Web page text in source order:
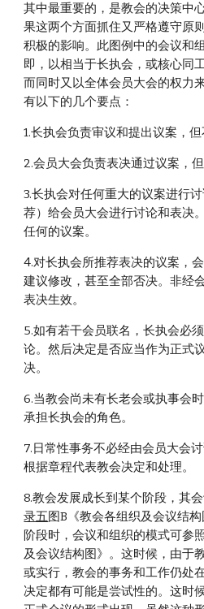
其中最重要的，是教会的决策中
果这两个方面抓住又严格遵守原
积极的影响。此图例中的会议和
即，以相当于长执会，或核心同
而同时又以全体会员大会的权力
有以下的几个要点：
1.长执会负责审议和提出议案，但
2.会员大会负责表决通过议案，
3.长执会对任何重大的议案进行
荐）给会员大会进行讨论和表决
任何的议案。
4.对长执会所推荐表决的议案，
建议修改，甚至全部否决。非经
表决生效。
5.如有若干会员联名，长执会必
论。然后决定是否应当作为正式
决。
6.当教会尚未有长老会或执事会
承担长执会的角色。
7.日常性事务不必经由会员大会
根据章程代表教会决定和处理。
8.教会发展成长到某个阶段，其
录五图B《教会各组织及会议结
阶段时，会议和组织的模式可参
及会议结构图》。这时候，由于
或实行，教会的事务和工作仍处
决定都有可能是尝试性的。这时